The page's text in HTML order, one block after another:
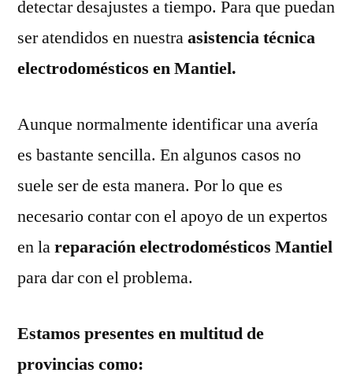
detectar desajustes a tiempo. Para que puedan
ser atendidos en nuestraasistencia técnica
electrodomésticos en Mantiel.
Aunque normalmente identificar una avería
es bastante sencilla. En algunos casos no
suele ser de esta manera. Por lo que es
necesario contar con el apoyo de un expertos
en lareparación electrodomésticos Mantiel
para dar con el problema.
Estamos presentes en multitud de
provincias como: